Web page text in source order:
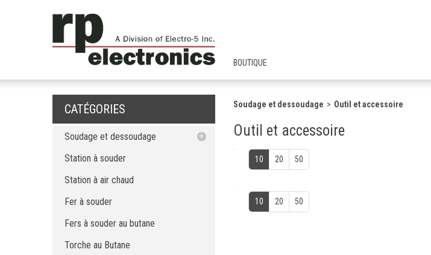
BOUTIQUE
CATÉGORIES
Soudage et dessoudage
Station à souder
Fers à souder au butane
Torche au Butane
Pompe à dessouder
Station à souder
Station à air chaud
Fer à souder
Fers à souder au butane
Torche au Butane
Soudage et dessoudage Outil et accessoire
Outil et accessoire
10 20 50
10 20 50